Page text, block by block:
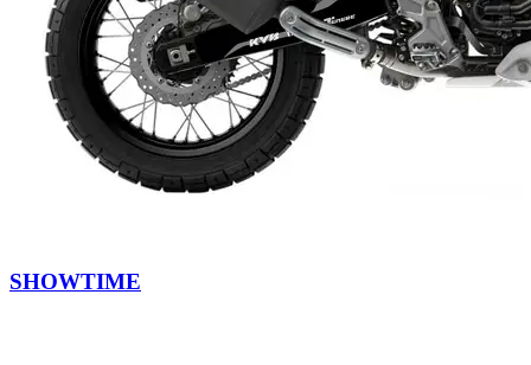
SHOWTIME